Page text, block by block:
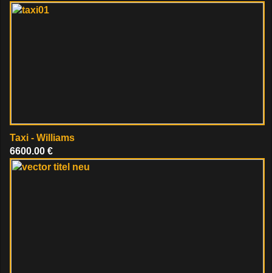
Taxi - Williams
6600.00 €